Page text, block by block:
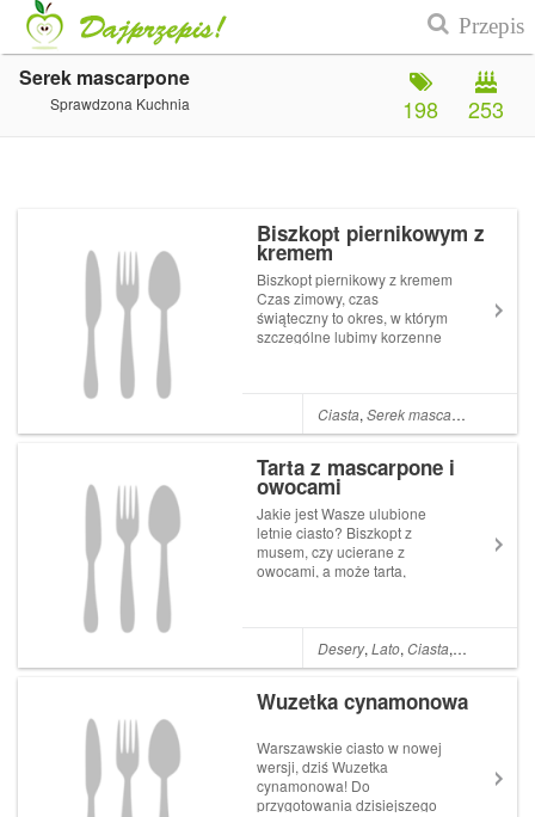
Serek mascarpone
Sprawdzona Kuchnia 253
198
Biszkopt piernikowym z
kremem
Biszkopt piernikowy z kremem
Czas zimowy, czas
świąteczny to okres, w którym
szczególne lubimy korzenne
Każdy piecze niezliczone
ilości pierniczków, pierników,
Ciasta,Serek mascarpone
Tarta z mascarpone i
owocami
Jakie jest Wasze ulubione
letnie ciasto? Biszkopt z
musem, czy ucierane z
owocami, a może tarta,
łatwość i szybkość
przygotowania no i
Połączenie kruchego delika...
Desery,Lato,Ciasta, Maliny
Wuzetka cynamonowa
Warszawskie ciasto w nowej
wersji, dziś Wuzetka
cynamonowa! Do
przygotowania dzisiejszego